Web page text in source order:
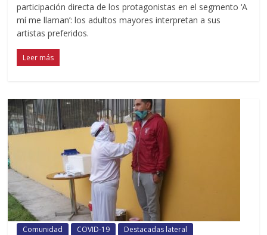
participación directa de los protagonistas en el segmento ‘A
mí me llaman’: los adultos mayores interpretan a sus
artistas preferidos.
Leer más
Comunidad COVID-19
Destacadas lateral